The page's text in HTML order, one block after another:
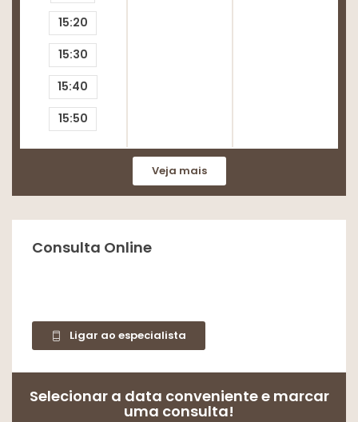
15:20
15:30
15:40
15:50
Veja mais
Consulta Online
Ligar ao especialista
Selecionar a data conveniente e marcar
uma consulta!